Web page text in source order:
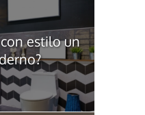
estilo un